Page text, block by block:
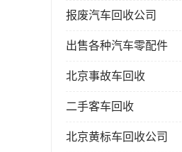
报废汽车回收公司
出售各种汽车零配件
北京事故车回收
二手客车回收
北京黄标车回收公司